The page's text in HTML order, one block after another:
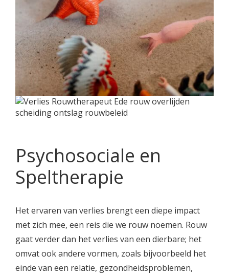
Psychosociale en
Speltherapie
Het ervaren van verlies brengt een diepe impact
met zich mee, een reis die we rouw noemen. Rouw
gaat verder dan het verlies van een dierbare; het
omvat ook andere vormen, zoals bijvoorbeeld het
einde van een relatie, gezondheidsproblemen,